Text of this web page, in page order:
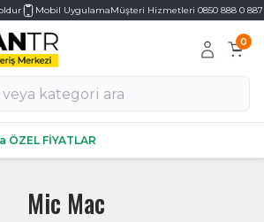
Mobil UygulamaMüşteri Hizmetleri 0850 888 0 887
0
FİYATLAR
Mic Mac